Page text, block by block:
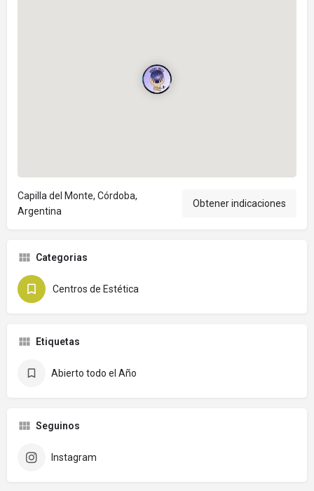
Capilla del Monte, Córdoba,
Argentina
Obtener indicaciones
Categorias
Centros de Estética
Etiquetas
Abierto todo el Año
Seguinos
Instagram